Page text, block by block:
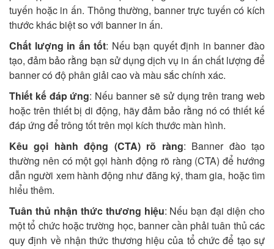
tuyến hoặc in ấn. Thông thường, banner trực tuyến có kích
thước khác biệt so với banner in ấn.
Chất lượng in ấn tốt: Nếu bạn quyết định in banner đào
tạo, đảm bảo rằng bạn sử dụng dịch vụ in ấn chất lượng để
banner có độ phân giải cao và màu sắc chính xác.
Thiết kế đáp ứng: Nếu banner sẽ sử dụng trên trang web
hoặc trên thiết bị di động, hãy đảm bảo rằng nó có thiết kế
đáp ứng để trông tốt trên mọi kích thước màn hình.
Kêu gọi hành động (CTA) rõ ràng: Banner đào tạo
thường nên có một gọi hành động rõ ràng (CTA) để hướng
dẫn người xem hành động như đăng ký, tham gia, hoặc tìm
hiểu thêm.
Tuân thủ nhận thức thương hiệu: Nếu bạn đại diện cho
một tổ chức hoặc trường học, banner cần phải tuân thủ các
quy định về nhận thức thương hiệu của tổ chức để tạo sự